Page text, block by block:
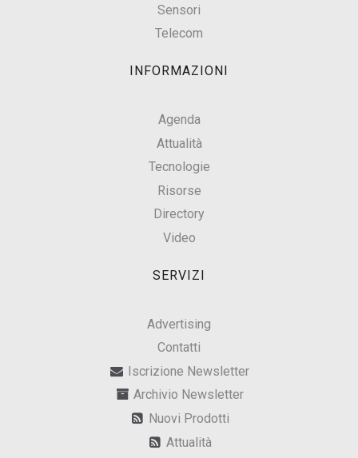
Sensori
Telecom
INFORMAZIONI
Agenda
Attualità
Tecnologie
Risorse
Directory
Video
SERVIZI
Advertising
Contatti
Iscrizione Newsletter
Archivio Newsletter
Nuovi Prodotti
Attualità